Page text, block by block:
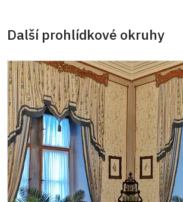
Další prohlídkové okruhy